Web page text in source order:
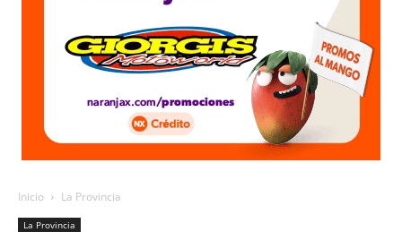
Inicio La Provincia
La Provincia